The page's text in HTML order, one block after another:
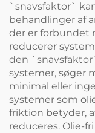
`snavsfaktor`
behandlinger af
der er forbundet
reducerer
den
systemer, søger
minimal eller
systemer som
friktion betyder,
reduceres. Olie-